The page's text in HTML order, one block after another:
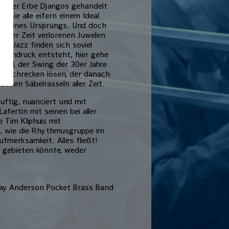
Erbe Djangos gehandelt
Sie alle eifern einem Ideal
seines Ursprungs. Und doch
der Zeit verlorenen Juwelen
Jazz finden sich soviel
Eindruck entsteht, hier gehe
der Swing der 30er Jahre
Schrecken lösen, der danach
Säbelrasseln aller Zeit.
nuanciert und mit
mit seinen bei aller
Tim Kliphuis mit
wie die Rhythmusgruppe im
Alles fließt!
könnte, weder
Anderson Pocket Brass Band